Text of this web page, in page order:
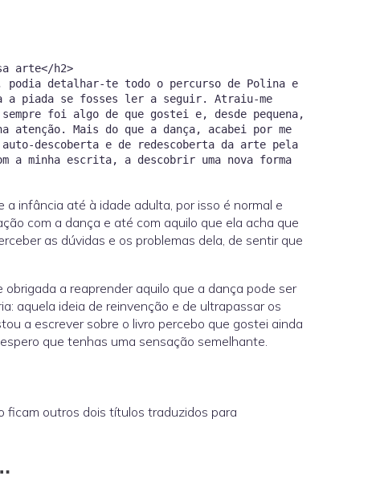
arte</h2>
podia detalhar-te todo o percurso de Polina e
a piada se fosses ler a seguir. Atraiu-me
foi algo de que gostei e, desde pequena,
atenção. Mais do que a dança, acabei por me
descoberta e de redescoberta da arte pela
a minha escrita, a descobrir uma nova forma
infância até à idade adulta, por isso é normal e
com a dança e até com aquilo que ela acha que
as dúvidas e os problemas dela, de sentir que
a reaprender aquilo que a dança pode ser
aquela ideia de reinvenção e de ultrapassar os
a escrever sobre o livro percebo que gostei ainda
que tenhas uma sensação semelhante.
ficam outros dois títulos traduzidos para